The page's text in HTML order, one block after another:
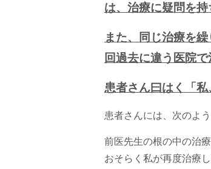
は、治療に疑問を
また、同じ治療を
回過去に違う医院で
患者さん曰はく「
患者さんには、次のよ
前医先生の根の中の治
おそらく私が再度治療